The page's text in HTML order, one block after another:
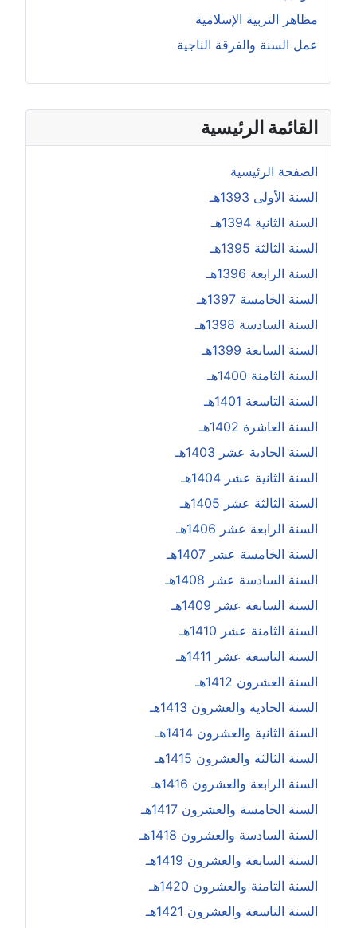
القائمة الرئيسية
الصفحة الرئيسية
السنة الأولى 1393هـ
السنة الثانية 1394هـ
السنة الثالثة 1395هـ
السنة الرابعة 1396هـ
السنة الخامسة 1397هـ
السنة السادسة 1398هـ
السنة السابعة 1399هـ
السنة الثامنة 1400هـ
السنة التاسعة 1401هـ
السنة العاشرة 1402هـ
السنة الحادية عشر 1403هـ
السنة الثانية عشر 1404هـ
السنة الثالثة عشر 1405هـ
السنة الرابعة عشر 1406هـ
السنة الخامسة عشر 1407هـ
السنة السادسة عشر 1408هـ
السنة السابعة عشر 1409هـ
السنة الثامنة عشر 1410هـ
السنة التاسعة عشر 1411هـ
السنة العشرون 1412هـ
السنة الحادية والعشرون 1413هـ
السنة الثانية والعشرون 1414هـ
السنة الثالثة والعشرون 1415هـ
السنة الرابعة والعشرون 1416هـ
السنة الخامسة والعشرون 1417هـ
السنة السادسة والعشرون 1418هـ
السنة السابعة والعشرون 1419هـ
السنة الثامنة والعشرون 1420هـ
السنة التاسعة والعشرون 1421هـ
مظاهر التربية الإسلامية
عمل السنة والفرقة الناجية